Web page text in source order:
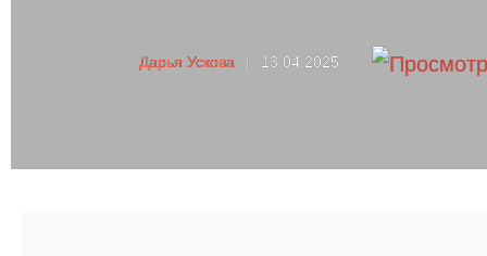
Дарья Ускова | 13.04.2025